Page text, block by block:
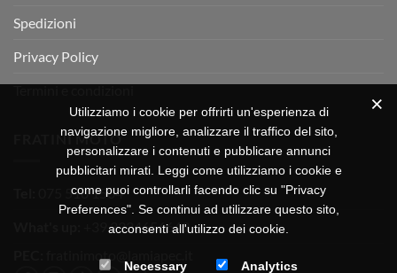
Spedizioni
Privacy Policy
Termini e condizioni
FRATINI MOTO
075 518 1504
+39 3334656649
Utilizziamo i cookie per offrirti un'esperienza di
navigazione migliore, analizzare il traffico del sito,
personalizzare i contenuti e pubblicare annunci
pubblicitari mirati. Leggi come utilizziamo i cookie e
come puoi controllarli facendo clic su "Privacy
Preferences". Se continui ad utilizzare questo sito,
acconsenti all'utilizzo dei cookie.
Necessary Analytics